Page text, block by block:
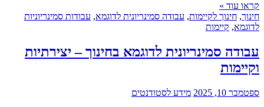
קראו עוד »
חינוך, חינוך לקיימות, עבודה סמינריונית לדוגמא, עבודות סמינריוניות
לדוגמא, קיימות
עבודה סמינריונית לדוגמא בחינוך – יצירתיות
וקיימות
ספטמבר 10, 2025
מידע לסטודנטים